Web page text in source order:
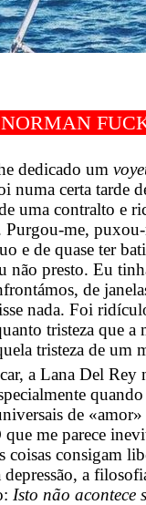
dedicado um
numa certa
uma contralto e
me,
e de quase ter
não presto. Eu
de
nada. Foi
tristeza que
tristeza de um
a Lana Del Rey
de
que me parece
coisas consigam
depressão, a
Isto não acontece